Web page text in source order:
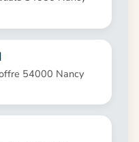
54000 Nancy